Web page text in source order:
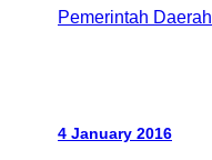
Pemerintah Daerah
4 January 2016